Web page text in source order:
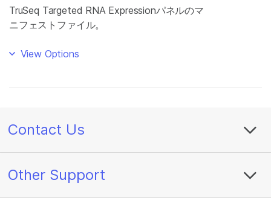
TruSeq Targeted RNA Expressionパネルのマ
ニフェストファイル。
View Options
Contact Us
Other Support